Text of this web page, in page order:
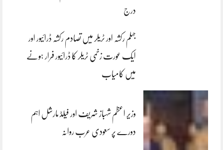
درج
جہلم رکشہ اور ٹریلر میں تصادم رکشہ ڈرائیور اور
ایک عورت زخمی ٹریلر کا ڈرائیور فرار ہونے
میں کامیاب
وزیر اعظم شہباز شریف اور فیلڈ مارشل اہم
دورے پر سعودی عرب روانہ